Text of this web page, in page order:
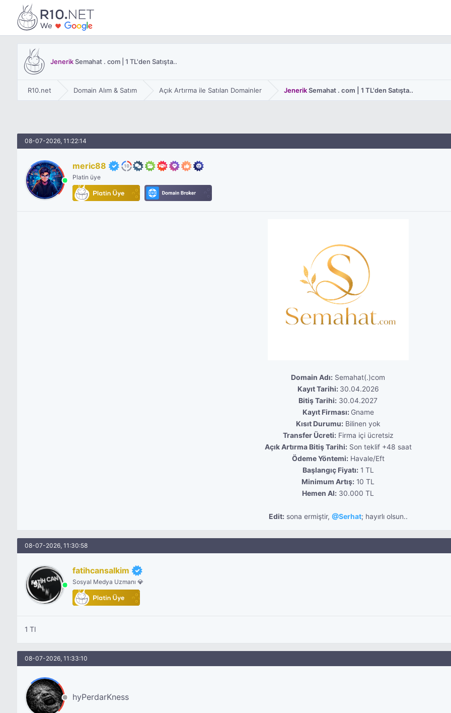
JenerikSemahat . com | 1 TL'den Satışta..
R10.net Domain Alım & Satım Açık Artırma ile Satılan Domainler JenerikSemahat . com | 1 TL'den Satışta..
08-07-2026, 11:22:14
meric88
Platin üye
Domain Adı: Semahat(.)com
Kayıt Tarihi: 30.04.2026
Bitiş Tarihi: 30.04.2027
Kayıt Firması: Gname
Kısıt Durumu: Bilinen yok
Transfer Ücreti: Firma içi ücretsiz
Açık Artırma Bitiş Tarihi: Son teklif +48 saat
Ödeme Yöntemi: Havale/Eft
Başlangıç Fiyatı: 1 TL
Minimum Artış: 10 TL
Hemen Al: 30.000 TL
Edit: sona ermiştir, @Serhat; hayırlı olsun..
08-07-2026, 11:30:58
fatihcansalkim
Sosyal Medya Uzmanı 💎
1 Tl
08-07-2026, 11:33:10
hyPerdarKness